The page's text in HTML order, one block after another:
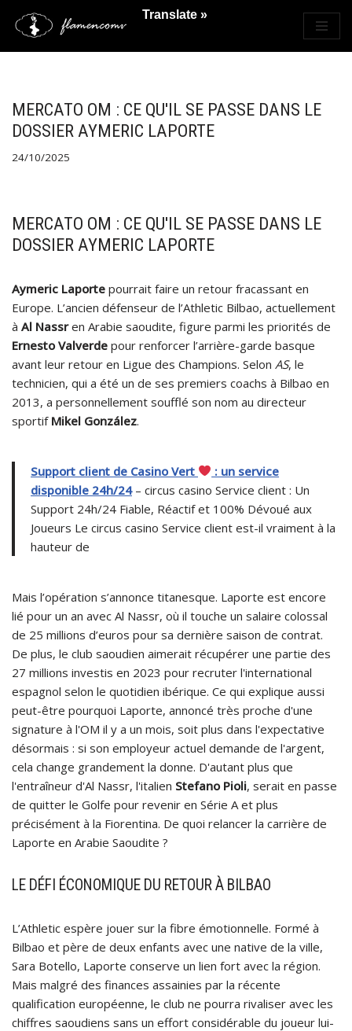
Saltar
MERCATO OM : CE QU'IL SE PASSE DANS LE
DOSSIER AYMERIC LAPORTE
24/10/2025
MERCATO OM : CE QU'IL SE PASSE DANS LE
DOSSIER AYMERIC LAPORTE
Aymeric Laporte pourrait faire un retour fracassant en
Europe. L’ancien défenseur de l’Athletic Bilbao, actuellement
à Al Nassren Arabie saoudite, figure parmi les priorités de
Ernesto Valverde pour renforcer l’arrière-garde basque
avant leur retour en Ligue des Champions. Selon AS, le
technicien, qui a été un de ses premiers coachs à Bilbao en
2013, a personnellement soufflé son nom au directeur
sportif Mikel González.
Support client de Casino Vert
: un service
disponible 24h/24– circus casino Service client : Un
Support 24h/24 Fiable, Réactif et 100% Dévoué aux
Joueurs Le circus casino Service client est-il vraiment à la
hauteur de
Mais l’opération s’annonce titanesque. Laporte est encore
lié pour un an avec Al Nassr, où il touche un salaire colossal
de 25 millions d’euros pour sa dernière saison de contrat.
De plus, le club saoudien aimerait récupérer une partie des
27 millions investis en 2023 pour recruter l'international
espagnol selon le quotidien ibérique. Ce qui explique aussi
peut-être pourquoi Laporte, annoncé très proche d'une
signature à l'OM il y a un mois, soit plus dans l'expectative
désormais : si son employeur actuel demande de l'argent,
cela change grandement la donne. D'autant plus que
l'entraîneur d'Al Nassr, l'italien Stefano Pioli, serait en passe
de quitter le Golfe pour revenir en Série A et plus
précisément à la Fiorentina. De quoi relancer la carrière de
Laporte en Arabie Saoudite ?
LE DÉFI ÉCONOMIQUE DU RETOUR À BILBAO
L’Athletic espère jouer sur la fibre émotionnelle. Formé à
Bilbao et père de deux enfants avec une native de la ville,
Sara Botello, Laporte conserve un lien fort avec la région.
Mais malgré des finances assainies par la récente
qualification européenne, le club ne pourra rivaliser avec les
chiffres saoudiens sans un effort considérable du joueur lui-
Translate »